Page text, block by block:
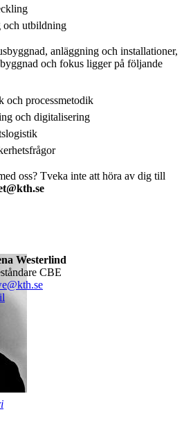
och utbildning
anläggning och installationer,
och fokus ligger på följande
och processmetodik
och digitalisering
oss? Tveka inte att höra av dig till
Westerlind
CBE